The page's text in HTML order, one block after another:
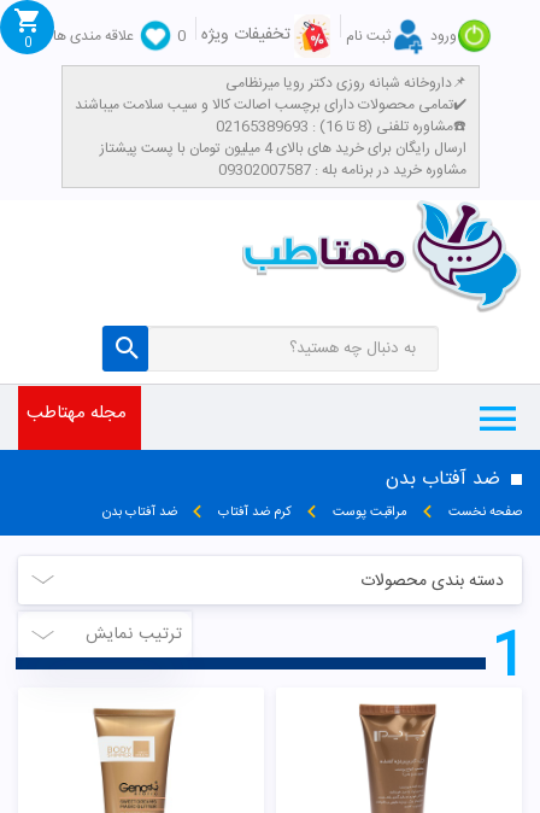
ورود ثبت نام تخفیفات ویژه 0
علاقه مندی ها
داروخانه شبانه روزی دکتر رویا میرنظامی📌
تمامی محصولات دارای برچسب اصالت کالا و سیب سلامت میباشند✔️
مشاوره تلفنی (8 تا 16) : 02165389693☎️
​ارسال رایگان برای خرید های بالای 4 میلیون تومان با پست پیشتاز
مشاوره خرید در برنامه بله : 09302007587
0
مجله مهتاطب
ضد آفتاب بدن
صفحه نخست مراقبت پوست کرم ضد آفتاب ضد آفتاب بدن
دسته بندی محصولات
ترتیب نمایش
1